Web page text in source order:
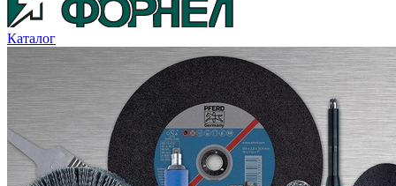
Каталог